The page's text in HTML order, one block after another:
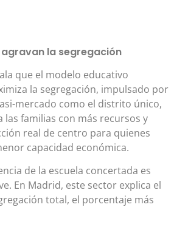
la segregación
que el modelo educativo
la segregación, impulsado por
mercado como el distrito único,
las familias con más recursos y
real de centro para quienes
capacidad económica.
de la escuela concertada es
En Madrid, este sector explica el
total, el porcentaje más